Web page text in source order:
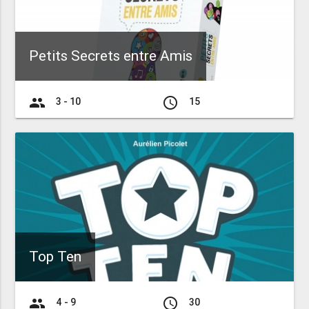
Petits Secrets entre Amis
group 3 - 10 access_time 15
Top Ten
group 4 - 9 access_time 30